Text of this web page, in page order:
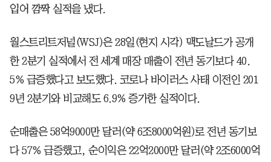
입어 깜짝 실적을 냈다.
월스트리트저널(WSJ)은 28일(현지 시각) 맥도날드가 공개
한 2분기 실적에서 전 세계 매장 매출이 전년 동기보다 40.
5% 급증했다고 보도했다. 코로나 바이러스 사태 이전인 201
9년 2분기와 비교해도 6.9% 증가한 실적이다.
순매출은 58억9000만 달러(약 6조8000억원)로 전년 동기보
다 57% 급증했고, 순이익은 22억2000만 달러(약 2조6000억